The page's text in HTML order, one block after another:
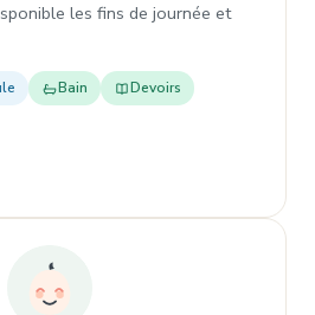
les fins de journée et
Bain
Devoirs